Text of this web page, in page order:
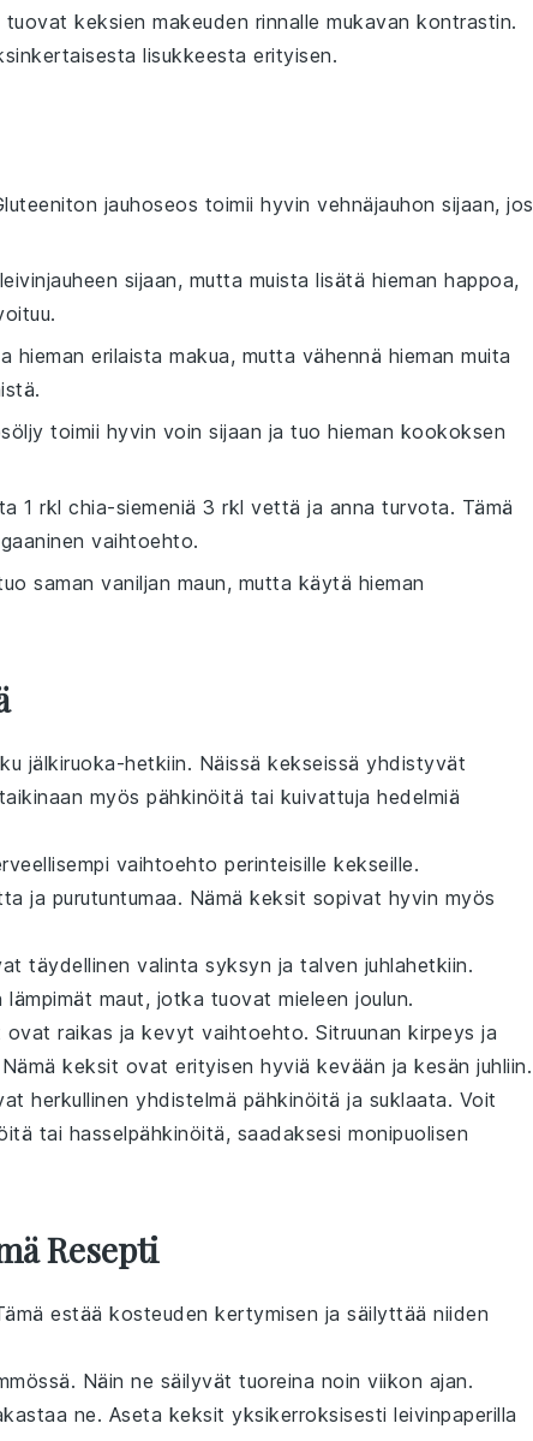
tuovat keksien makeuden rinnalle mukavan kontrastin.
lisukkeesta erityisen.
jauhoseos toimii hyvin vehnäjauhon sijaan, jos
sijaan, mutta muista lisätä hieman happoa,
hieman erilaista makua, mutta vähennä hieman muita
toimii hyvin voin sijaan ja tuo hieman kookoksen
1 rkl chia-siemeniä 3 rkl vettä ja anna turvota. Tämä
vaihtoehto.
saman vaniljan maun, mutta käytä hieman
jälkiruoka-hetkiin. Näissä kekseissä yhdistyvät
myös pähkinöitä tai kuivattuja hedelmiä
vaihtoehto perinteisille kekseille.
ja purutuntumaa. Nämä keksit sopivat hyvin myös
täydellinen valinta syksyn ja talven juhlahetkiin.
lämpimät maut, jotka tuovat mieleen joulun.
ovat raikas ja kevyt vaihtoehto. Sitruunan kirpeys ja
keksit ovat erityisen hyviä kevään ja kesän juhliin.
herkullinen yhdistelmä pähkinöitä ja suklaata. Voit
tai hasselpähkinöitä, saadaksesi monipuolisen
Resepti
estää kosteuden kertymisen ja säilyttää niiden
Näin ne säilyvät tuoreina noin viikon ajan.
ne. Aseta keksit yksikerroksisesti leivinpaperilla